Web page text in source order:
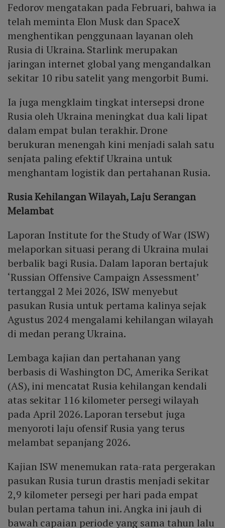
Fedorov mengatakan pada Februari, bahwa ia
telah meminta Elon Musk dan SpaceX
menghentikan penggunaan layanan oleh
Rusia di Ukraina. Starlink merupakan
jaringan internet global yang mengandalkan
sekitar 10 ribu satelit yang mengorbit Bumi.
Ia juga mengklaim tingkat intersepsi drone
Rusia oleh Ukraina meningkat dua kali lipat
dalam empat bulan terakhir. Drone
berukuran menengah kini menjadi salah satu
senjata paling efektif Ukraina untuk
menghantam logistik dan pertahanan Rusia.
Rusia Kehilangan Wilayah, Laju Serangan
Melambat
Laporan Institute for the Study of War (ISW)
melaporkan situasi perang di Ukraina mulai
berbalik bagi Rusia. Dalam laporan bertajuk
‘Russian Offensive Campaign Assessment’
tertanggal 2 Mei 2026, ISW menyebut
pasukan Rusia untuk pertama kalinya sejak
Agustus 2024 mengalami kehilangan wilayah
di medan perang Ukraina.
Lembaga kajian dan pertahanan yang
berbasis di Washington DC, Amerika Serikat
(AS), ini mencatat Rusia kehilangan kendali
atas sekitar 116 kilometer persegi wilayah
pada April 2026. Laporan tersebut juga
menyoroti laju ofensif Rusia yang terus
melambat sepanjang 2026.
Kajian ISW menemukan rata-rata pergerakan
pasukan Rusia turun drastis menjadi sekitar
2,9 kilometer persegi per hari pada empat
bulan pertama tahun ini. Angka ini jauh di
bawah capaian periode yang sama tahun lalu